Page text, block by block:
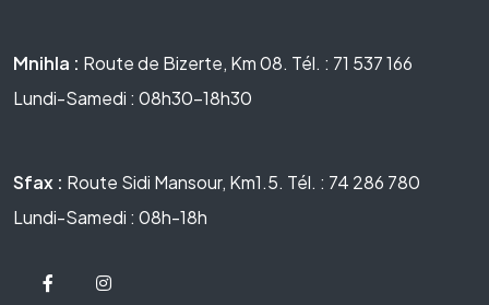
Mnihla : Route de Bizerte, Km 08. Tél. : 71 537 166
Lundi-Samedi : 08h30-18h30
Sfax : Route Sidi Mansour, Km1.5. Tél. : 74 286 780
Lundi-Samedi : 08h-18h